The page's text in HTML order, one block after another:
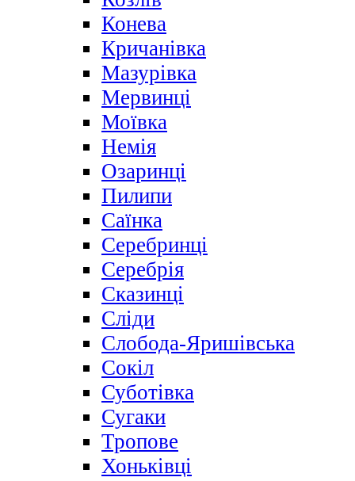
Конева
Кричанівка
Мазурівка
Мервинці
Моївка
Немія
Озаринці
Пилипи
Саїнка
Серебринці
Серебрія
Сказинці
Сліди
Слобода-Яришівська
Сокіл
Суботівка
Сугаки
Тропове
Хоньківці